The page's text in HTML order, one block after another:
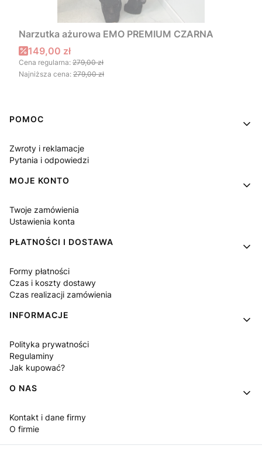
Narzutka ażurowa EMO PREMIUM CZARNA
Cena promocyjna
149,00 zł
Cena regularna: 279,00 zł
Najniższa cena: 279,00 zł
Linki w stopce
POMOC
Zwroty i reklamacje
Pytania i odpowiedzi
MOJE KONTO
Twoje zamówienia
Ustawienia konta
PŁATNOŚCI I DOSTAWA
Formy płatności
Czas i koszty dostawy
Czas realizacji zamówienia
INFORMACJE
Polityka prywatności
Regulaminy
Jak kupować?
O NAS
Kontakt i dane firmy
O firmie